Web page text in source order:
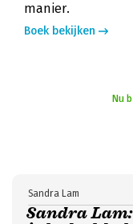
manier.
Boek bekijken
Nu
Sandra
Sandra Lam